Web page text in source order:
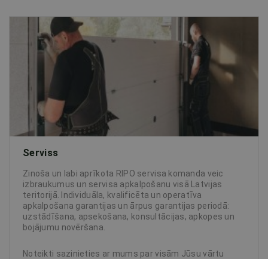
Serviss
Zinoša un labi aprīkota RIPO servisa komanda veic
izbraukumus un servisa apkalpošanu visā Latvijas
teritorijā. Individuāla, kvalificēta un operatīva
apkalpošana garantijas un ārpus garantijas periodā:
uzstādīšana, apsekošana, konsultācijas, apkopes un
bojājumu novēršana.
Noteikti sazinieties ar mums par visām Jūsu vārtu